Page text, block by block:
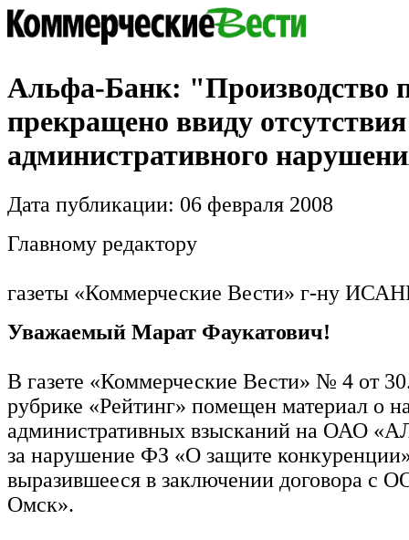
Альфа-Банк: "Производство
прекращено ввиду
административного
Дата публикации: 06 февраля 2008
Главному редактору
газеты «Коммерческие Вести» г-ну
Уважаемый Марат Фаукатович!
В газете «Коммерческие Вести» № 4 от
рубрике «Рейтинг» помещен материал о
административных взысканий на ОАО
за нарушение ФЗ «О защите
выразившееся в заключении договора с
Омск».